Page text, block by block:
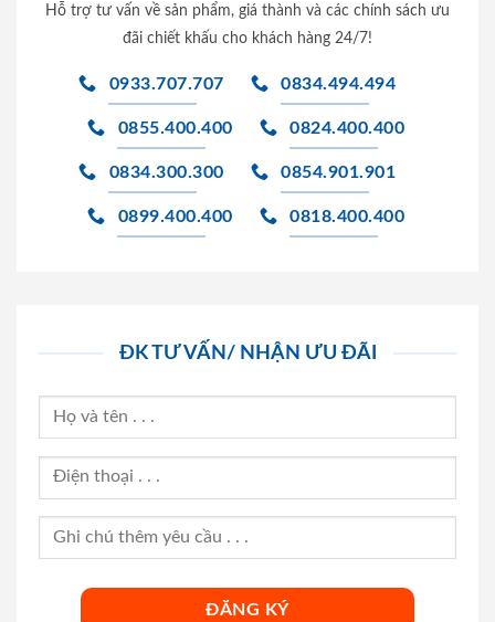
Hỗ trợ tư vấn về sản phẩm, giá thành và các chính sách ưu
đãi chiết khấu cho khách hàng 24/7!
0933.707.707 0834.494.494
0855.400.400 0824.400.400
0834.300.300 0854.901.901
0899.400.400 0818.400.400
ĐK TƯ VẤN/ NHẬN ƯU ĐÃI